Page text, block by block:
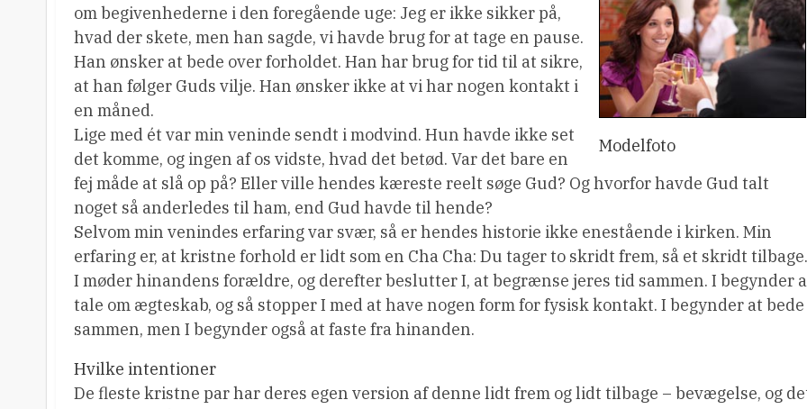
Modelfoto
om begivenhederne i den foregående uge: Jeg er ikke sikker på,
hvad der skete, men han sagde, vi havde brug for at tage en pause.
Han ønsker at bede over forholdet. Han har brug for tid til at sikre,
at han følger Guds vilje. Han ønsker ikke at vi har nogen kontakt i
en måned.
Lige med ét var min veninde sendt i modvind. Hun havde ikke set
det komme, og ingen af ​​os vidste, hvad det betød. Var det bare en
fej måde at slå op på? Eller ville hendes kæreste reelt søge Gud? Og hvorfor havde Gud talt
noget så anderledes til ham, end Gud havde til hende?
Selvom min venindes erfaring var svær, så er hendes historie ikke enestående i kirken. Min
erfaring er, at kristne forhold er lidt som en Cha Cha: Du tager to skridt frem, så et skridt tilbage.
I møder hinandens forældre, og derefter beslutter I, at begrænse jeres tid sammen. I begynder
tale om ægteskab, og så stopper I med at have nogen form for fysisk kontakt. I begynder at bede
sammen, men I begynder også at faste fra hinanden.
Hvilke intentioner
De fleste kristne par har deres egen version af denne lidt frem og lidt tilbage – bevægelse, og